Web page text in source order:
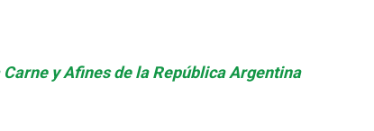
y Afines de la República Argentina